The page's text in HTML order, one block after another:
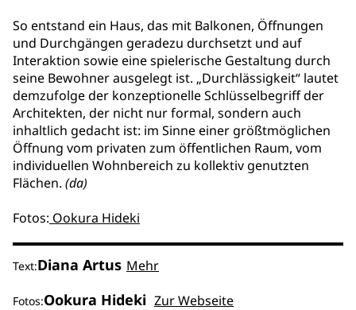
So entstand ein Haus, das mit Balkonen, Öffnungen
und Durchgängen geradezu durchsetzt und auf
Interaktion sowie eine spielerische Gestaltung durch
seine Bewohner ausgelegt ist. „Durchlässigkeit“ lautet
demzufolge der konzeptionelle Schlüsselbegriff der
Architekten, der nicht nur formal, sondern auch
inhaltlich gedacht ist: im Sinne einer größtmöglichen
Öffnung vom privaten zum öffentlichen Raum, vom
individuellen Wohnbereich zu kollektiv genutzten
Flächen. (da)
Fotos: Ookura Hideki
Text:Diana Artus Mehr
Fotos:Ookura Hideki Zur Webseite